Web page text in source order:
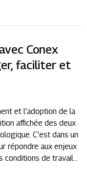
Conex
faciliter et
et l’adoption de la
affichée des deux
C’est dans un
répondre aux enjeux
conditions de travail...